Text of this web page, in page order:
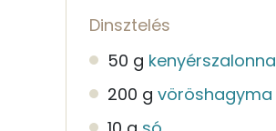
Dinsztelés
50 g kenyérszalonna
200 g vöröshagyma